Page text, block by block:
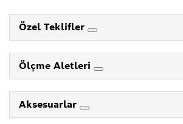
Özel Teklifler
Ölçme Aletleri
Aksesuarlar